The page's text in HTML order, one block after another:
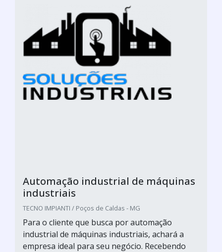
Automação industrial de máquinas
industriais
TECNO IMPIANTI / Poços de Caldas - MG
Para o cliente que busca por automação
industrial de máquinas industriais, achará a
empresa ideal para seu negócio. Recebendo